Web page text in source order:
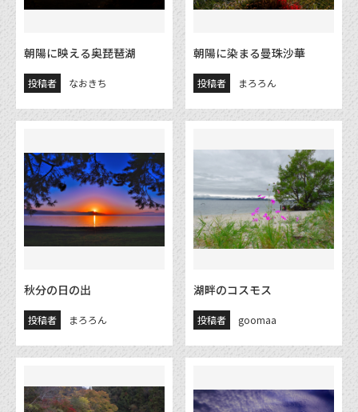
朝陽に映える奥琵琶湖
投稿者 なおきち
朝陽に染まる曼珠沙華
投稿者 まろろん
秋分の日の出
投稿者 まろろん
湖畔のコスモス
投稿者 goomaa